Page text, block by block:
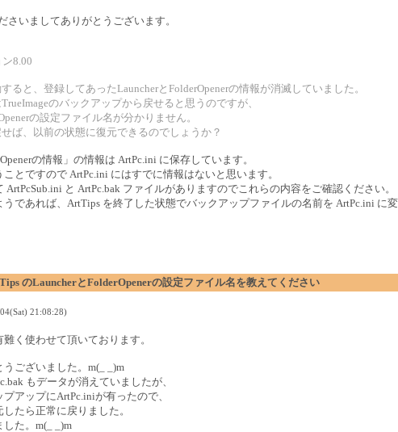
さいましてありがとうございます。
8.00
ると、登録してあったLauncherとFolderOpenerの情報が消滅していました。
のバックアップから戻せると思うのですが、
の設定ファイル名が分かりません。
ば、以前の状態に復元できるのでしょうか？
の情報」の情報は ArtPc.ini に保存しています。
とですので ArtPc.ini にはすでに情報はないと思います。
ArtPcSub.ini と ArtPc.bak ファイルがありますのでこれらの内容をご確認ください。
うであれば、ArtTips を終了した状態でバックアップファイルの名前を ArtPc.ini
のLauncherとFolderOpenerの設定ファイル名を教えてください
21:08:28)
く使わせて頂いております。
ございました。m(_ _)m
もデータが消えていましたが、
アップにArtPc.iniが有ったので、
たら正常に戻りました。
た。m(_ _)m